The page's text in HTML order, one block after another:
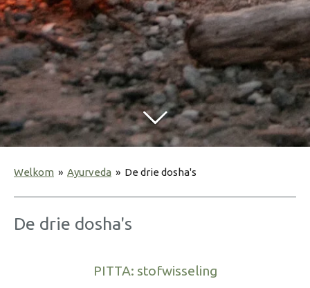
Welkom » Ayurveda » De drie dosha's
De drie dosha's
PITTA: stofwisseling